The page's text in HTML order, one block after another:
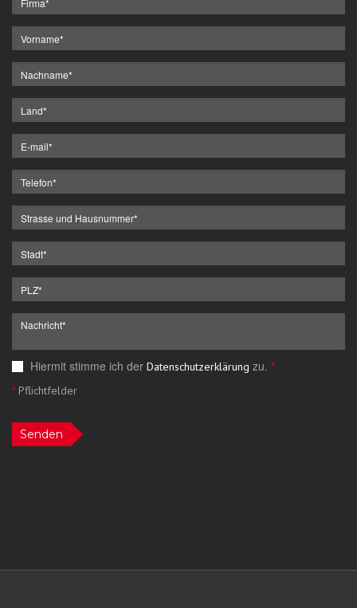
Hiermit stimme ich der Datenschutzerklärung zu. *
*Pflichtfelder
Senden